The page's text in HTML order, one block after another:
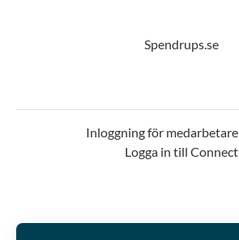
Spendrups.se
Inloggning för medarbetare
Logga in till Connect